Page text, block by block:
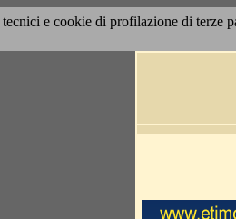
e cookie di profilazione di terze